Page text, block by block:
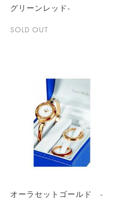
グリーンレッド-
SOLD OUT
オーラセットゴールド -